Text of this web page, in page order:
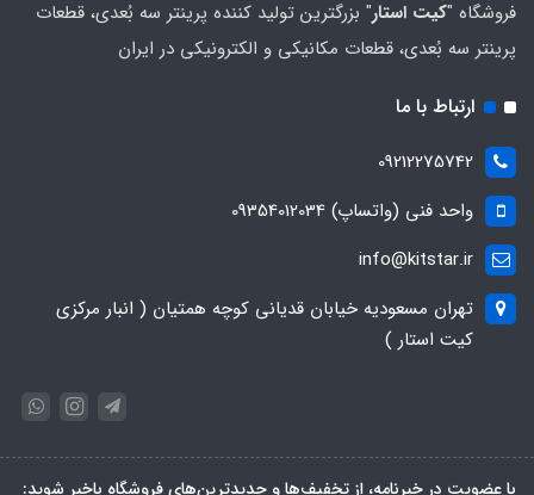
فروشگاه "کیت استار" بزرگترین تولید کننده پرینتر سه بُعدی، قطعات
پرینتر سه بُعدی، قطعات مکانیکی و الکترونیکی در ایران
ارتباط با ما
09212275742
واحد فنی (واتساپ) 09354012034
info@kitstar.ir
تهران مسعودیه خیابان قدیانی کوچه همتیان ( انبار مرکزی
کیت استار )
با عضویت در خبرنامه، از تخفیف‌ها و جدیدترین‌های فروشگاه باخبر شوید: